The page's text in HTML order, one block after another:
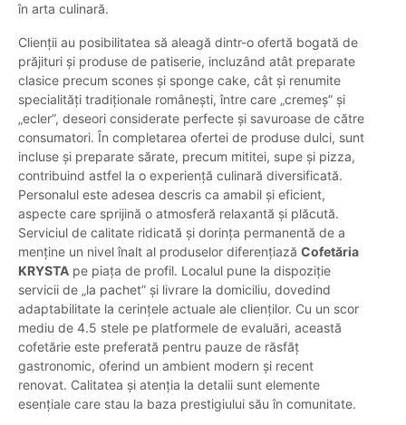
în arta culinară.
Clienții au posibilitatea să aleagă dintr-o ofertă bogată de
prăjituri și produse de patiserie, incluzând atât preparate
clasice precum scones și sponge cake, cât și renumite
specialități tradiționale românești, între care „cremeș” și
„ecler”, deseori considerate perfecte și savuroase de către
consumatori. În completarea ofertei de produse dulci, sunt
incluse și preparate sărate, precum mititei, supe și pizza,
contribuind astfel la o experiență culinară diversificată.
Personalul este adesea descris ca amabil și eficient,
aspecte care sprijină o atmosferă relaxantă și plăcută.
Serviciul de calitate ridicată și dorința permanentă de a
menține un nivel înalt al produselor diferențiază Cofetăria
KRYSTA pe piața de profil. Localul pune la dispoziție
servicii de „la pachet” și livrare la domiciliu, dovedind
adaptabilitate la cerințele actuale ale clienților. Cu un scor
mediu de 4.5 stele pe platformele de evaluări, această
cofetărie este preferată pentru pauze de răsfăț
gastronomic, oferind un ambient modern și recent
renovat. Calitatea și atenția la detalii sunt elemente
esențiale care stau la baza prestigiului său în comunitate.